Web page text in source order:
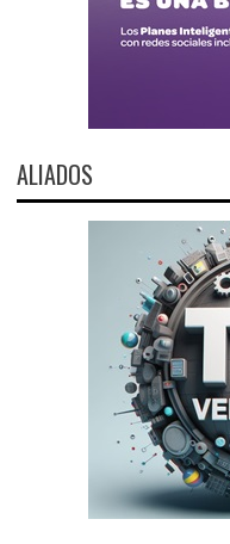
ALIADOS